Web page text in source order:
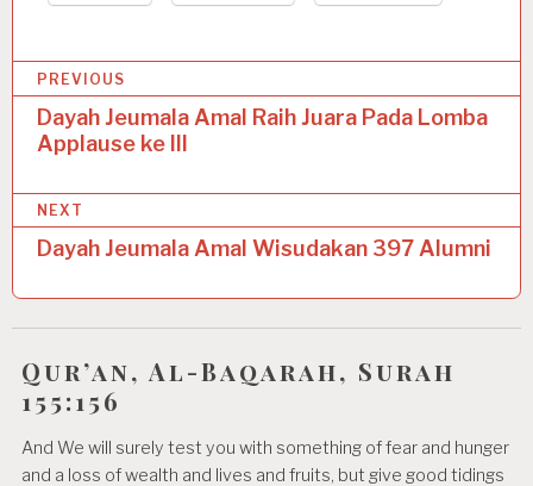
o
t
n
i
g
a
t
PREVIOUS
Dayah Jeumala Amal Raih Juara Pada Lomba
Applause ke III
NEXT
Dayah Jeumala Amal Wisudakan 397 Alumni
Qur’an, Al-Baqarah, Surah
155:156
And We will surely test you with something of fear and hunger
and a loss of wealth and lives and fruits, but give good tidings